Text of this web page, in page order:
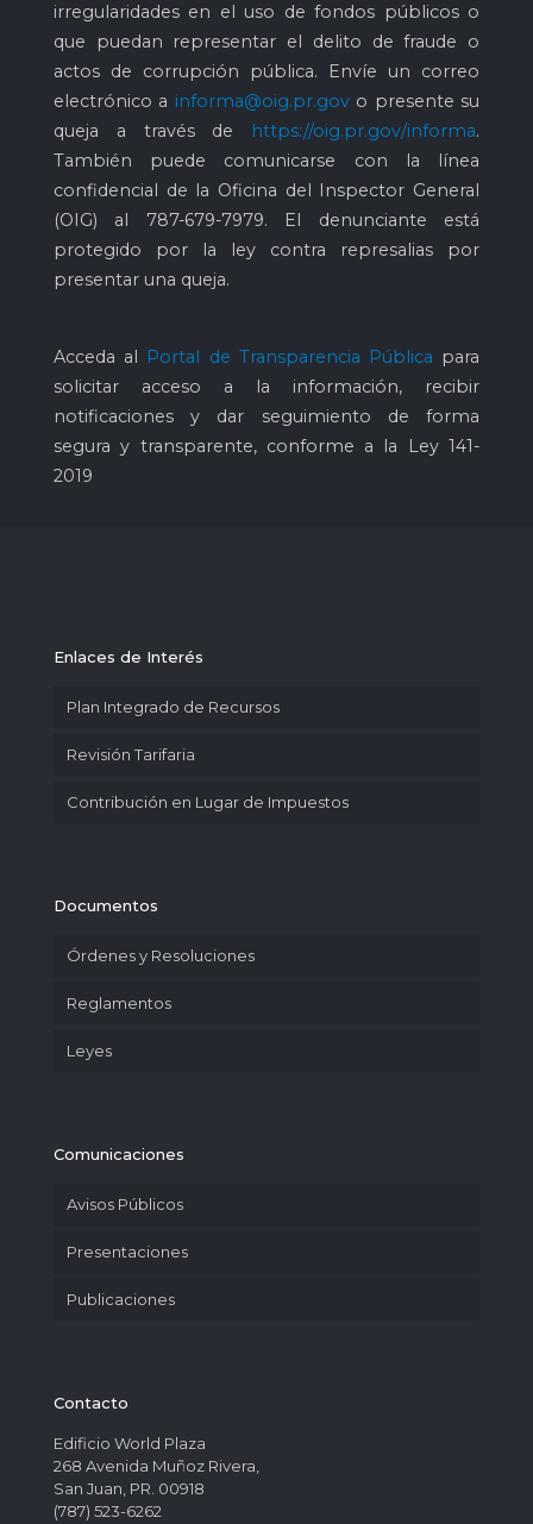
irregularidades en el uso de fondos públicos o
que puedan representar el delito de fraude o
actos de corrupción pública. Envíe un correo
electrónico a informa@oig.pr.govo presente su
queja a través de
https://oig.pr.gov/informa.
También puede comunicarse con la línea
confidencial de la Oficina del Inspector General
(OIG) al 787-679-7979. El denunciante está
protegido por la ley contra represalias por
presentar una queja.
Acceda al Portal de Transparencia Pública para
solicitar acceso a la información, recibir
notificaciones y dar seguimiento de forma
segura y transparente, conforme a la Ley 141-
2019
Enlaces de Interés
Plan Integrado de Recursos
Revisión Tarifaria
Contribución en Lugar de Impuestos
Documentos
Órdenes y Resoluciones
Reglamentos
Leyes
Comunicaciones
Avisos Públicos
Presentaciones
Publicaciones
Contacto
Edificio World Plaza
268 Avenida Muñoz Rivera,
San Juan, PR. 00918
(787) 523-6262